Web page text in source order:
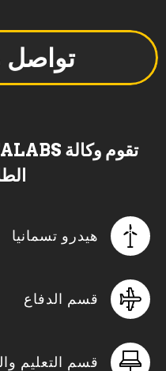
تواصل
هيدرو تسمانيا
قسم الدفاع
قسم التعليم